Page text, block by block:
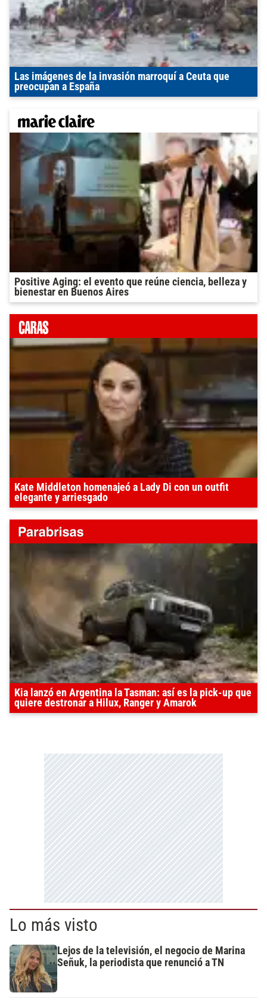
Las imágenes de la invasión marroquí a Ceuta que
preocupan a España
Positive Aging: el evento que reúne ciencia, belleza y
bienestar en Buenos Aires
Kate Middleton homenajeó a Lady Di con un outfit
elegante y arriesgado
Kia lanzó en Argentina la Tasman: así es la pick-up que
quiere destronar a Hilux, Ranger y Amarok
Lo más visto
Lejos de la televisión, el negocio de Marina
Señuk, la periodista que renunció a TN